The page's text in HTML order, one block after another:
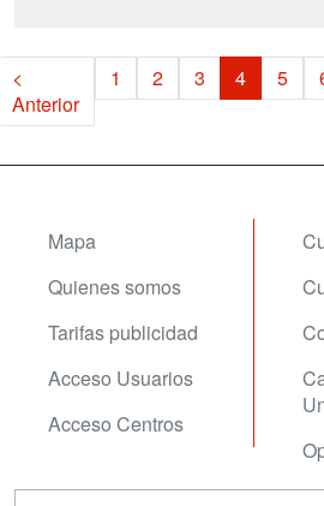
como base para la
<
Anterior
1 2 3 4 5
Mapa
Quienes somos
Tarifas publicidad
Acceso Usuarios
Acceso Centros